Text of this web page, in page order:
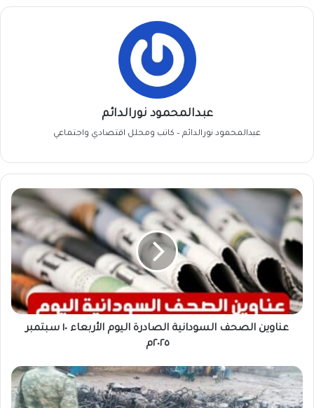
عبدالمحمود نورالدائم
عبدالمحمود نورالدائم – كاتب ومحلل اقتصادي واجتماعي
عناوين
الصحف
السودانية
الصادرة
اليوم
الأربعاء
١٠
سبتمبر
٢٠٢٥م
عناوين الصحف السودانية الصادرة اليوم الأربعاء ١٠ سبتمبر
٢٠٢٥م
أمن
الخرطوم
يحظر